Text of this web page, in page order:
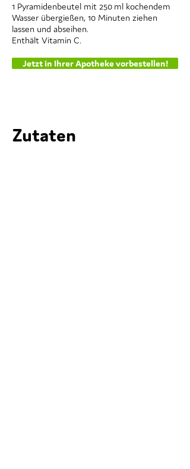
1 Pyramidenbeutel mit 250 ml kochendem
Wasser übergießen, 10 Minuten ziehen
lassen und abseihen.
Enthält Vitamin C.
Jetzt in Ihrer Apotheke vorbestellen!
Zutaten